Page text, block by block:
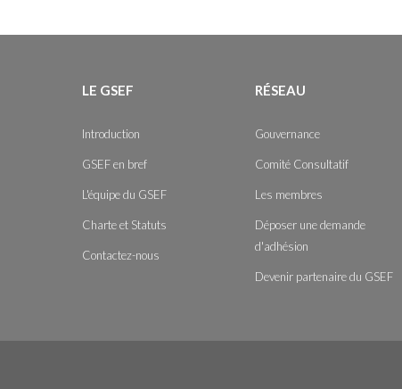
LE GSEF
Introduction
GSEF en bref
L'équipe du GSEF
Charte et Statuts
Contactez-nous
RÉSEAU
Gouvernance
Comité Consultatif
Les membres
Déposer une demande
d'adhésion
Devenir partenaire du GSEF